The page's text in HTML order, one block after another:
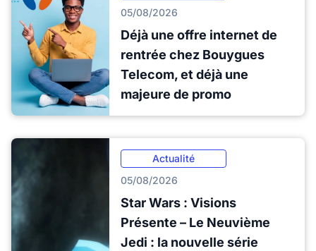
05/08/2026
Déjà une offre internet de
rentrée chez Bouygues
Telecom, et déjà une
majeure de promo
Actualité
05/08/2026
Star Wars : Visions
Présente – Le Neuvième
Jedi : la nouvelle série